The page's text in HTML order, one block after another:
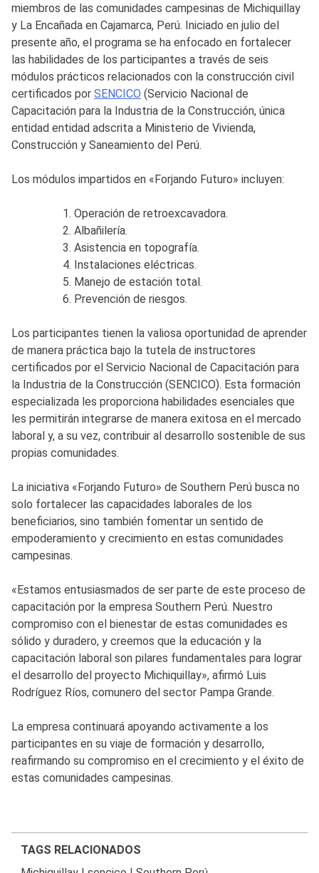
miembros de las comunidades campesinas de Michiquillay
y La Encañada en Cajamarca, Perú. Iniciado en julio del
presente año, el programa se ha enfocado en fortalecer
las habilidades de los participantes a través de seis
módulos prácticos relacionados con la construcción civil
certificados por SENCICO (Servicio Nacional de
Capacitación para la Industria de la Construcción, única
entidad entidad adscrita a Ministerio de Vivienda,
Construcción y Saneamiento del Perú.
Los módulos impartidos en «Forjando Futuro» incluyen:
Operación de retroexcavadora.
Albañilería.
Asistencia en topografía.
Instalaciones eléctricas.
Manejo de estación total.
Prevención de riesgos.
Los participantes tienen la valiosa oportunidad de aprender
de manera práctica bajo la tutela de instructores
certificados por el Servicio Nacional de Capacitación para
la Industria de la Construcción (SENCICO). Esta formación
especializada les proporciona habilidades esenciales que
les permitirán integrarse de manera exitosa en el mercado
laboral y, a su vez, contribuir al desarrollo sostenible de sus
propias comunidades.
La iniciativa «Forjando Futuro» de Southern Perú busca no
solo fortalecer las capacidades laborales de los
beneficiarios, sino también fomentar un sentido de
empoderamiento y crecimiento en estas comunidades
campesinas.
«Estamos entusiasmados de ser parte de este proceso de
capacitación por la empresa Southern Perú. Nuestro
compromiso con el bienestar de estas comunidades es
sólido y duradero, y creemos que la educación y la
capacitación laboral son pilares fundamentales para lograr
el desarrollo del proyecto Michiquillay», afirmó Luis
Rodríguez Ríos, comunero del sector Pampa Grande.
La empresa continuará apoyando activamente a los
participantes en su viaje de formación y desarrollo,
reafirmando su compromiso en el crecimiento y el éxito de
estas comunidades campesinas.
TAGS RELACIONADOS